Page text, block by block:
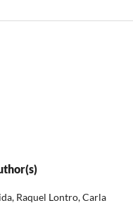
Raquel Lontro, Carla